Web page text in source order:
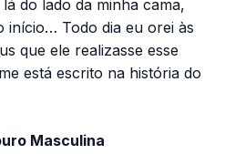
do lado da minha cama,
início… Todo dia eu orei às
que ele realizasse esse
está escrito na história do
Masculina